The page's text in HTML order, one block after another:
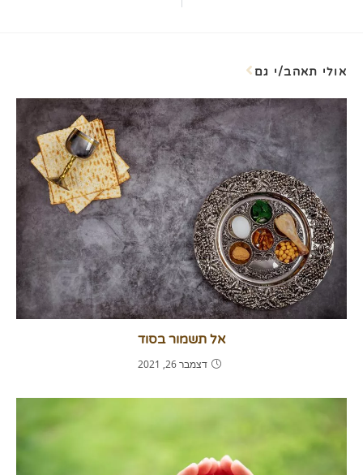
אולי תאהב/י גם
אל תשמור בסוד
דצמבר 26, 2021